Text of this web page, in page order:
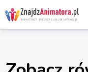
Skip
to
content